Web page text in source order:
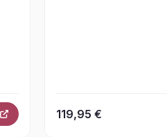
119,95 €